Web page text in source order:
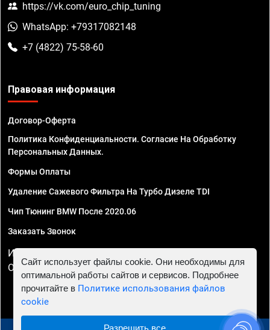
https://vk.com/euro_chip_tuning
WhatsApp: +79317082148
+7 (4822) 75-58-60
Правовая информация
Договор-Оферта
Политика Конфиденциальности. Согласие На Обработку
Персональных Данных.
Формы Оплаты
Удаление Сажевого Фильтра На Турбо Дизеле TDI
Чип Тюнинг BMW После 2020.06
Заказать Звонок
ИП Смирнов Георгий Павлович. ИНН 781302555843,
ОГРНИП 324470400032610
Сайт использует файлы cookie. Они необходимы для
оптимальной работы сайтов и сервисов. Подробнее
прочитайте в Политике использования файлов
cookie
Разрешить все